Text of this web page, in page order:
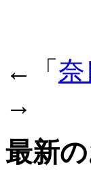
←「
→
最新